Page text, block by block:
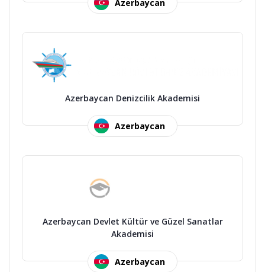
Azerbaycan
Azerbaycan Denizcilik Akademisi
Azerbaycan
Azerbaycan Devlet Kültür ve Güzel Sanatlar
Akademisi
Azerbaycan